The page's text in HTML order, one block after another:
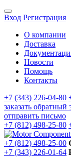
Вход Регистрация
О компании
Доставка
Новости
Помощь
Контакты
+7 (343) 226-04-80
заказать обратный
отправить письмо
+7 (812) 498-25-80
+7 (812) 498-25-00
+7 (343) 226-01-64